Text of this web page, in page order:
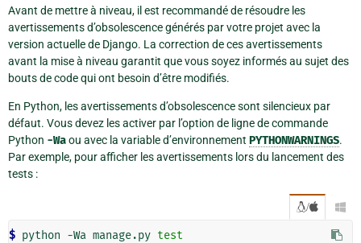
Avant de mettre à niveau, il est recommandé de résoudre les
avertissements d’obsolescence générés par votre projet avec la
version actuelle de Django. La correction de ces avertissements
avant la mise à niveau garantit que vous soyez informés au sujet des
bouts de code qui ont besoin d’être modifiés.
En Python, les avertissements d’obsolescence sont silencieux par
défaut. Vous devez les activer par l’option de ligne de commande
Python -Waou avec la variable d’environnement PYTHONWARNINGS.
Par exemple, pour afficher les avertissements lors du lancement des
tests :
/ 
$ python -Wa manage.py test